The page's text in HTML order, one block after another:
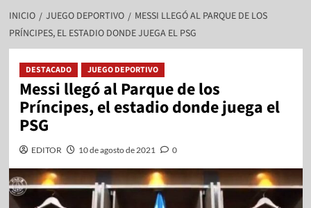
INICIO JUEGO DEPORTIVO
MESSI LLEGÓ AL PARQUE DE LOS
PRÍNCIPES, EL ESTADIO DONDE JUEGA EL PSG
DESTACADO JUEGO DEPORTIVO
Messi llegó al Parque de los
Príncipes, el estadio donde juega el
PSG
EDITOR 10 de agosto de 2021 0